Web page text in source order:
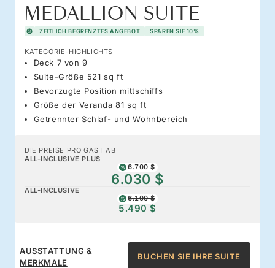
MEDALLION SUITE
ZEITLICH BEGRENZTES ANGEBOT SPAREN SIE 10%
KATEGORIE-HIGHLIGHTS
Deck 7 von 9
Suite-Größe 521 sq ft
Bevorzugte Position mittschiffs
Größe der Veranda 81 sq ft
Getrennter Schlaf- und Wohnbereich
DIE PREISE PRO GAST AB
ALL-INCLUSIVE PLUS
6.700 $
6.030 $
ALL-INCLUSIVE
6.100 $
5.490 $
AUSSTATTUNG &
MERKMALE
BUCHEN SIE IHRE SUITE